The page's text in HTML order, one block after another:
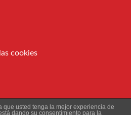
cookies
que usted tenga la mejor experiencia de
dando su consentimiento para la